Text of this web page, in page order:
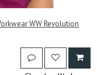
WW Revolution